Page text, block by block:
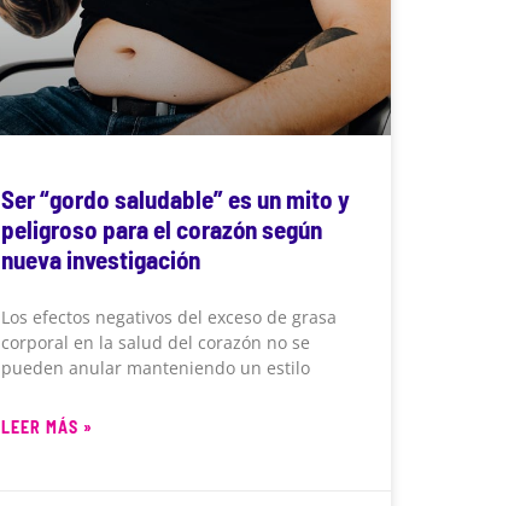
Ser “gordo saludable” es un mito y
peligroso para el corazón según
nueva investigación
Los efectos negativos del exceso de grasa
corporal en la salud del corazón no se
pueden anular manteniendo un estilo
LEER MÁS »